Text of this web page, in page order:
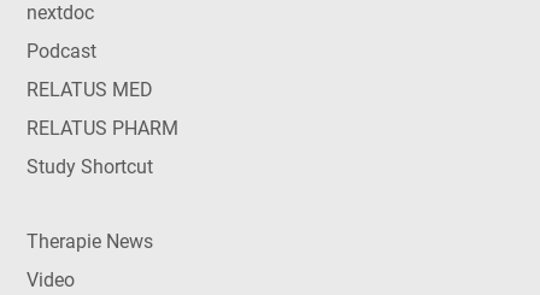
nextdoc
Podcast
RELATUS MED
RELATUS PHARM
Study Shortcut
Therapie News
Video